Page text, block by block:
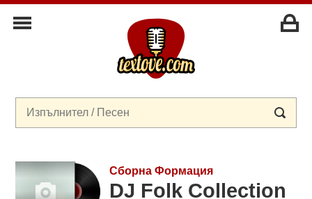
Сборна Формация
DJ Folk Collection